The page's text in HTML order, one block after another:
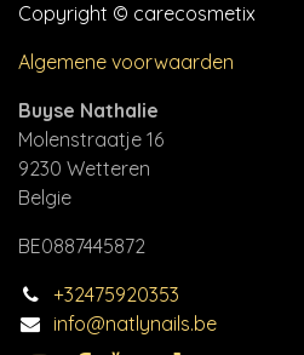
Copyright © carecosmetix
Algemene voorwaarden
Buyse Nathalie
Molenstraatje 16
9230 Wetteren
Belgie
BE0887445872
+32475920353
info@natlynails.be